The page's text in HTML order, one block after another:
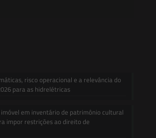
risco operacional e a relevância do
para as hidrelétricas
em inventário de patrimônio cultural
impor restrições ao direito de